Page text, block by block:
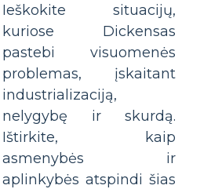
Ieškokite situacijų,
kuriose Dickensas
pastebi visuomenės
problemas, įskaitant
industrializaciją,
nelygybę ir skurdą.
Ištirkite, kaip
asmenybės ir
aplinkybės atspindi šias